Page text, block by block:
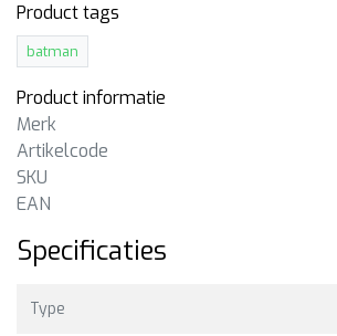
Product tags
batman
Product informatie
Merk
Artikelcode
SKU
EAN
Specificaties
Type